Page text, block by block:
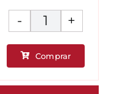
Uva
Red
Globe
Comprar